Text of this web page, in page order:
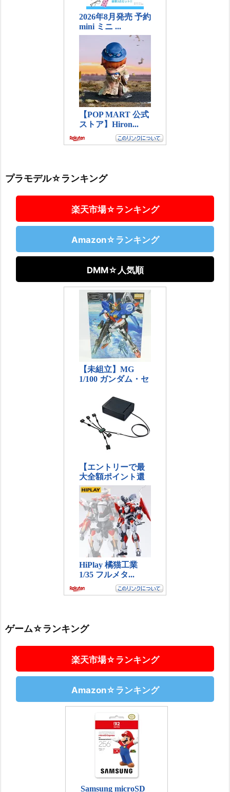
プラモデル☆ランキング
楽天市場☆ランキング
Amazon☆ランキング
DMM☆人気順
ゲーム☆ランキング
楽天市場☆ランキング
Amazon☆ランキング